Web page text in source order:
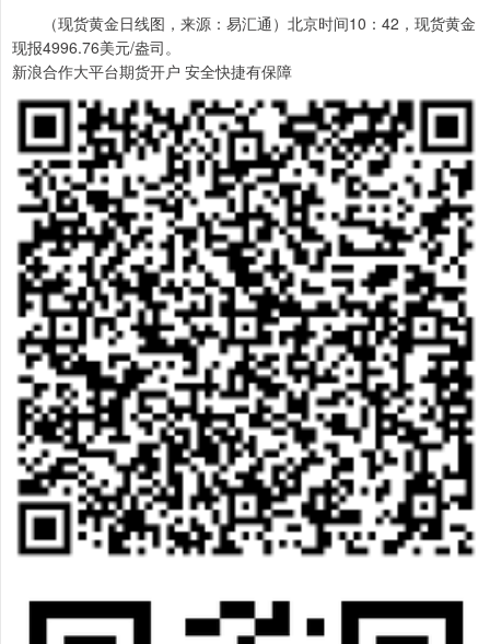
（现货黄金日线图，来源：易汇通）北京时间10：42，现货黄金
现报4996.76美元/盎司。
新浪合作大平台期货开户 安全快捷有保障